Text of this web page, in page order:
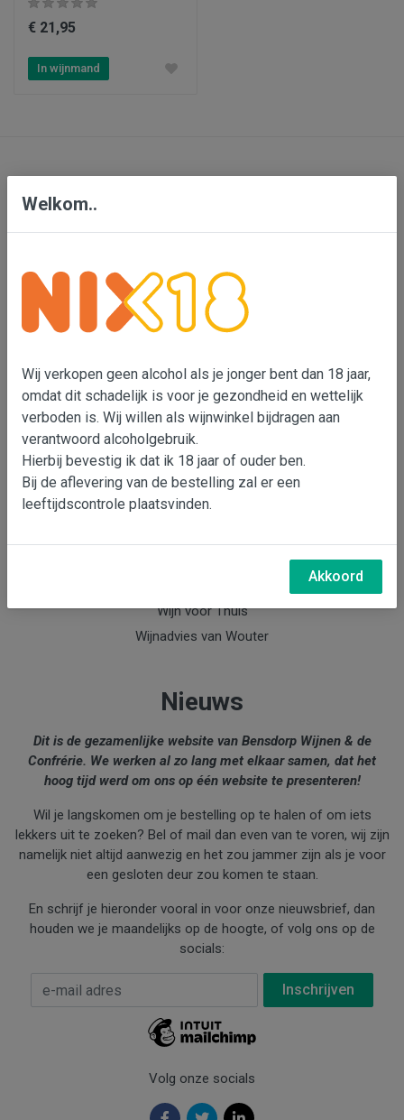
€ 21,95
In wijnmand
Bensdorp Wijnen, De Confrerie en Wijnkado
Bedrijventerrein 'De Vutter'
De Beverspijken 20 L
5221 ED 's-Hertogenbosch (Engelen)
M 06-22993764
e-mail: Wouter Bensdorp
Info
Over Wouter Bensdorp & Bensdorp Wijnen
Wijn voor Thuis
Wijnadvies van Wouter
Nieuws
Dit is de gezamenlijke website van Bensdorp Wijnen & de
Confrérie. We werken al zo lang met elkaar samen, dat het
hoog tijd werd om ons op één website te presenteren!
Wil je langskomen om je bestelling op te halen of om iets
lekkers uit te zoeken? Bel of mail dan even van te voren, wij zijn
namelijk niet altijd aanwezig en het zou jammer zijn als je voor
een gesloten deur zou komen te staan.
En schrijf je hieronder vooral in voor onze nieuwsbrief, dan
houden we je maandelijks op de hoogte, of volg ons op de
socials:
E-mail Adres
Volg onze socials
Welkom..
Wij verkopen geen alcohol als je jonger bent dan 18 jaar,
omdat dit schadelijk is voor je gezondheid en wettelijk
verboden is. Wij willen als wijnwinkel bijdragen aan
verantwoord alcoholgebruik.
Hierbij bevestig ik dat ik 18 jaar of ouder ben.
Bij de aflevering van de bestelling zal er een
leeftijdscontrole plaatsvinden.
Akkoord